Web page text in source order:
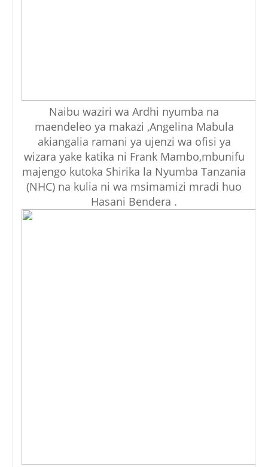
Naibu waziri wa Ardhi nyumba na
maendeleo ya makazi ,Angelina Mabula
akiangalia ramani ya ujenzi wa ofisi ya
wizara yake katika ni Frank Mambo,mbunifu
majengo kutoka Shirika la Nyumba Tanzania
(NHC) na kulia ni wa msimamizi mradi huo
Hasani Bendera .